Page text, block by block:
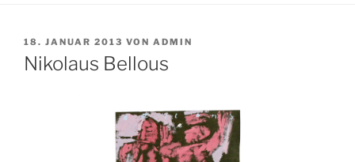
VERÖFFENTLICHT
AM
18. JANUAR 2013 VON ADMIN
Nikolaus Bellous